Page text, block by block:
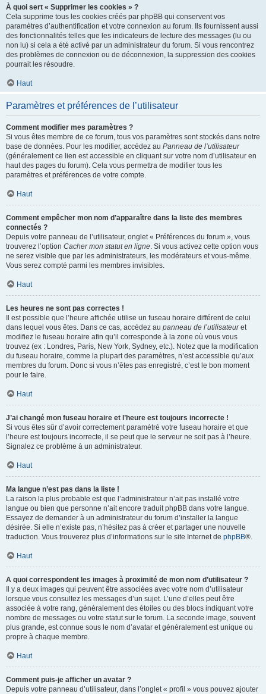
À quoi sert « Supprimer les cookies » ?
Cela supprime tous les cookies créés par phpBB qui conservent vos
paramètres d’authentification et votre connexion au forum. Ils fournissent aussi
des fonctionnalités telles que les indicateurs de lecture des messages (lu ou
non lu) si cela a été activé par un administrateur du forum. Si vous rencontrez
des problèmes de connexion ou de déconnexion, la suppression des cookies
pourrait les résoudre.
Haut
Paramètres et préférences de l’utilisateur
Comment modifier mes paramètres ?
Si vous êtes membre de ce forum, tous vos paramètres sont stockés dans notre
base de données. Pour les modifier, accédez au Panneau de l’utilisateur
(généralement ce lien est accessible en cliquant sur votre nom d’utilisateur en
haut des pages du forum). Cela vous permettra de modifier tous les
paramètres et préférences de votre compte.
Haut
Comment empêcher mon nom d’apparaître dans la liste des membres
connectés ?
Depuis votre panneau de l’utilisateur, onglet « Préférences du forum », vous
trouverez l’option Cacher mon statut en ligne. Si vous activez cette option vous
ne serez visible que par les administrateurs, les modérateurs et vous-même.
Vous serez compté parmi les membres invisibles.
Haut
Les heures ne sont pas correctes !
Il est possible que l’heure affichée utilise un fuseau horaire différent de celui
dans lequel vous êtes. Dans ce cas, accédez au panneau de l’utilisateuret
modifiez le fuseau horaire afin qu’il corresponde à la zone où vous vous
trouvez (ex : Londres, Paris, New York, Sydney, etc.). Notez que la modification
du fuseau horaire, comme la plupart des paramètres, n’est accessible qu’aux
membres du forum. Donc si vous n’êtes pas enregistré, c’est le bon moment
pour le faire.
Haut
J’ai changé mon fuseau horaire et l’heure est toujours incorrecte !
Si vous êtes sûr d’avoir correctement paramétré votre fuseau horaire et que
l’heure est toujours incorrecte, il se peut que le serveur ne soit pas à l’heure.
Signalez ce problème à un administrateur.
Haut
Ma langue n’est pas dans la liste !
La raison la plus probable est que l’administrateur n’ait pas installé votre
langue ou bien que personne n’ait encore traduit phpBB dans votre langue.
Essayez de demander à un administrateur du forum d’installer la langue
désirée. Si elle n’existe pas, n’hésitez pas à créer et partager une nouvelle
traduction. Vous trouverez plus d’informations sur le site Internet de phpBB®.
Haut
A quoi correspondent les images à proximité de mon nom d’utilisateur ?
Il y a deux images qui peuvent être associées avec votre nom d’utilisateur
lorsque vous consultez les messages d’un sujet. L’une d’elles peut être
associée à votre rang, généralement des étoiles ou des blocs indiquant votre
nombre de messages ou votre statut sur le forum. La seconde image, souvent
plus grande, est connue sous le nom d’avatar et généralement est unique ou
propre à chaque membre.
Haut
Comment puis-je afficher un avatar ?
Depuis votre panneau d’utilisateur, dans l’onglet « profil » vous pouvez ajouter